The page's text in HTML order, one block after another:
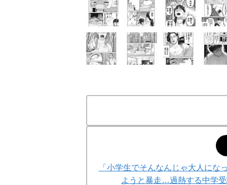
「小学生でそんなんじゃ大人に
ようと暴走…過熱する中学受